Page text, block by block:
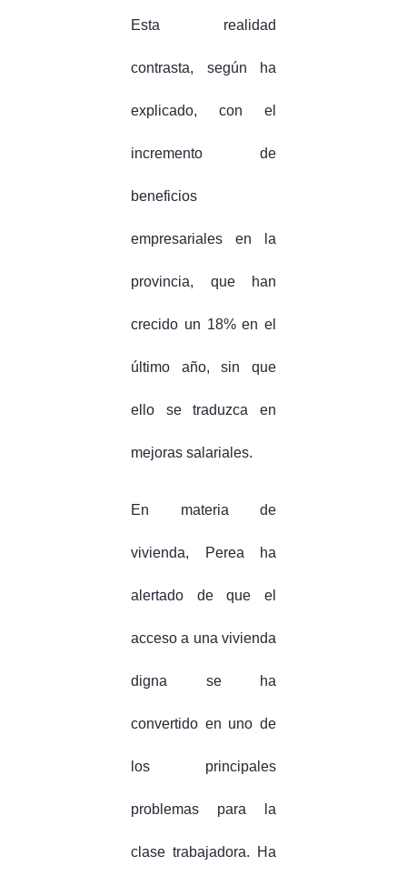
Esta realidad
contrasta, según ha
explicado, con el
incremento de
beneficios
empresariales en la
provincia, que han
crecido un 18% en el
último año, sin que
ello se traduzca en
mejoras salariales.
En materia de
vivienda, Perea ha
alertado de que el
acceso a una vivienda
digna se ha
convertido en uno de
los principales
problemas para la
clase trabajadora. Ha